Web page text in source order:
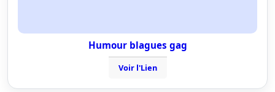
Humour blagues gag
Voir l'Lien